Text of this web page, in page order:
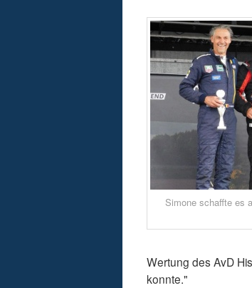
Simone schaffte es
Wertung des AvD
konnte."